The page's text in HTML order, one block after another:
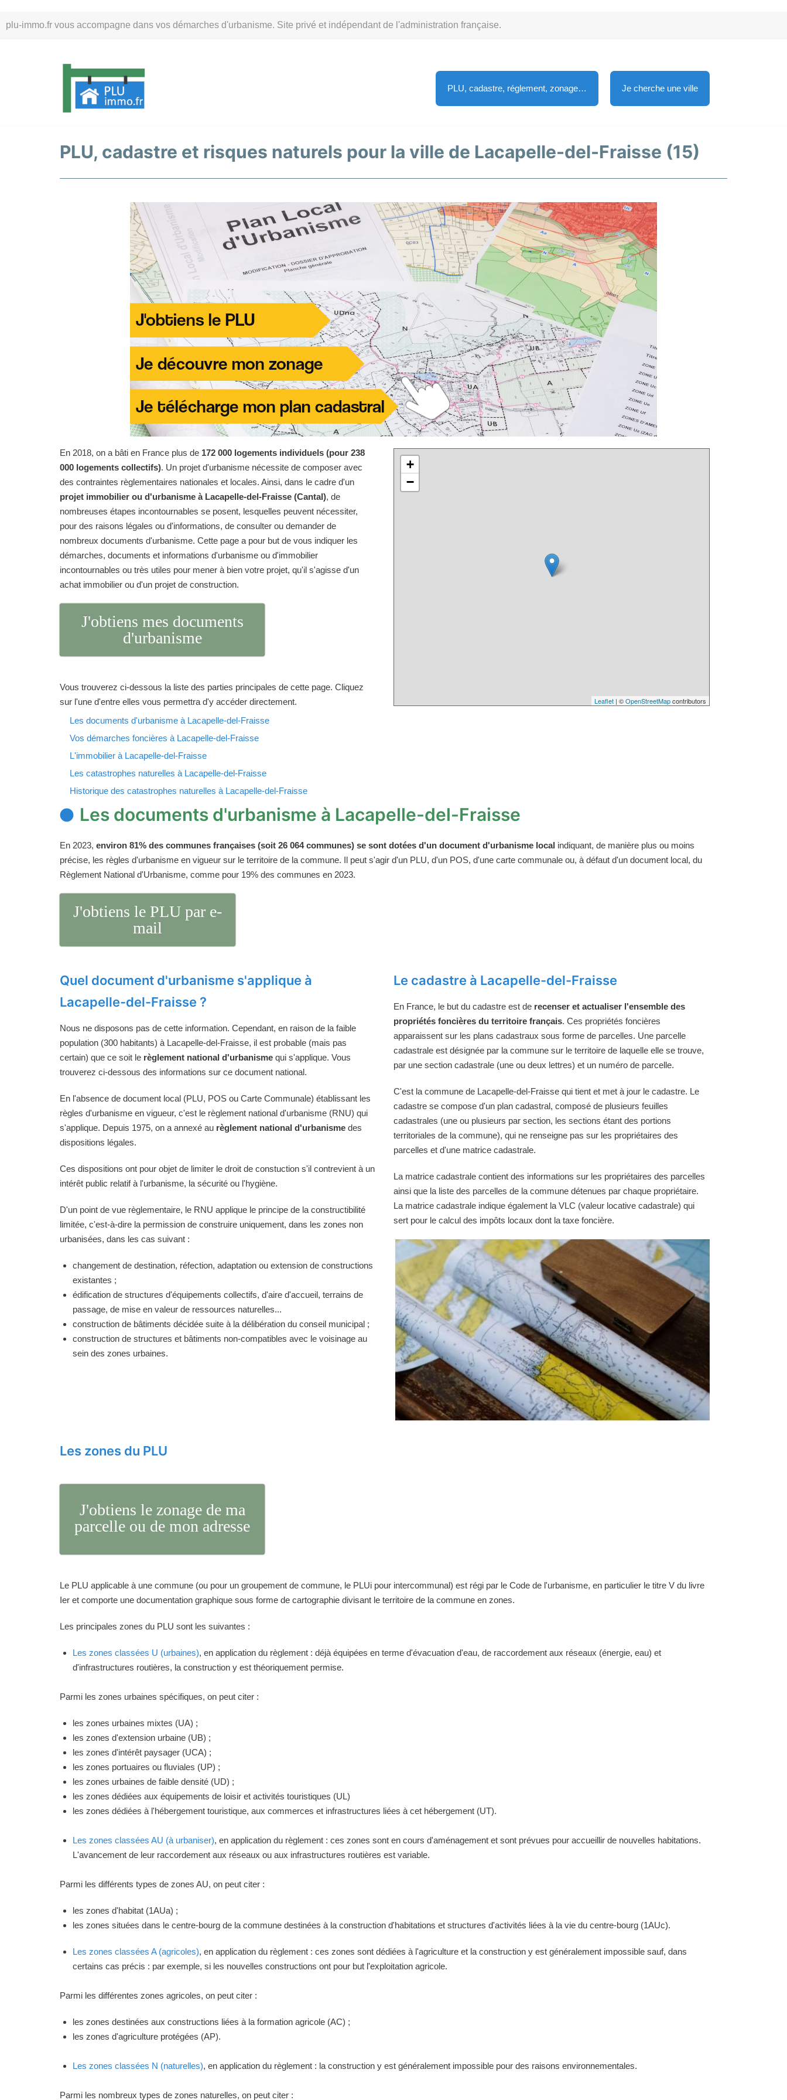
plu-immo.fr vous accompagne dans vos démarches d'urbanisme. Site privé et indépendant de l'administration française.
au
PLU, cadastre, réglement, zonage… Je cherche une ville
PLU, cadastre et risques naturels pour la ville de Lacapelle-del-Fraisse (15)
En 2018, on a bâti en France plus de 172 000 logements individuels (pour 238
000 logements collectifs). Un projet d'urbanisme nécessite de composer avec
des contraintes règlementaires nationales et locales. Ainsi, dans le cadre d'un
projet immobilier ou d'urbanisme à Lacapelle-del-Fraisse (Cantal), de
nombreuses étapes incontournables se posent, lesquelles peuvent nécessiter,
pour des raisons légales ou d'informations, de consulter ou demander de
nombreux documents d'urbanisme. Cette page a pour but de vous indiquer les
démarches, documents et informations d'urbanisme ou d'immobilier
incontournables ou très utiles pour mener à bien votre projet, qu'il s'agisse d'un
achat immobilier ou d'un projet de construction.
J'obtiens mes documents
d'urbanisme
Vous trouverez ci-dessous la liste des parties principales de cette page. Cliquez
sur l'une d'entre elles vous permettra d'y accéder directement.
Les documents d'urbanisme à Lacapelle-del-Fraisse
Vos démarches foncières à Lacapelle-del-Fraisse
L'immobilier à Lacapelle-del-Fraisse
Les catastrophes naturelles à Lacapelle-del-Fraisse
Historique des catastrophes naturelles à Lacapelle-del-Fraisse
+
−
Leaflet | ©OpenStreetMapcontributors
Les documents d'urbanisme à Lacapelle-del-Fraisse
En 2023, environ 81% des communes françaises (soit 26 064 communes) se sont dotées d'un document d'urbanisme local indiquant, de manière plus ou moins
précise, les règles d'urbanisme en vigueur sur le territoire de la commune. Il peut s'agir d'un PLU, d'un POS, d'une carte communale ou, à défaut d'un document local, du
Règlement National d'Urbanisme, comme pour 19% des communes en 2023.
J'obtiens le PLU par e-
mail
Quel document d'urbanisme s'applique à
Lacapelle-del-Fraisse ?
Nous ne disposons pas de cette information. Cependant, en raison de la faible
population (300 habitants) à Lacapelle-del-Fraisse, il est probable (mais pas
certain) que ce soit le règlement national d'urbanisme qui s'applique. Vous
trouverez ci-dessous des informations sur ce document national.
En l'absence de document local (PLU, POS ou Carte Communale) établissant les
règles d'urbanisme en vigueur, c'est le règlement national d'urbanisme (RNU) qui
s'applique. Depuis 1975, on a annexé au règlement national d'urbanisme des
dispositions légales.
Ces dispositions ont pour objet de limiter le droit de constuction s'il contrevient à un
intérêt public relatif à l'urbanisme, la sécurité ou l'hygiène.
D'un point de vue règlementaire, le RNU applique le principe de la constructibilité
limitée, c'est-à-dire la permission de construire uniquement, dans les zones non
urbanisées, dans les cas suivant :
changement de destination, réfection, adaptation ou extension de constructions
existantes ;
édification de structures d'équipements collectifs, d'aire d'accueil, terrains de
passage, de mise en valeur de ressources naturelles...
construction de bâtiments décidée suite à la délibération du conseil municipal ;
construction de structures et bâtiments non-compatibles avec le voisinage au
sein des zones urbaines.
Le cadastre à Lacapelle-del-Fraisse
En France, le but du cadastre est de recenser et actualiser l'ensemble des
propriétés foncières du territoire français. Ces propriétés foncières
apparaissent sur les plans cadastraux sous forme de parcelles. Une parcelle
cadastrale est désignée par la commune sur le territoire de laquelle elle se trouve,
par une section cadastrale (une ou deux lettres) et un numéro de parcelle.
C'est la commune de Lacapelle-del-Fraisse qui tient et met à jour le cadastre. Le
cadastre se compose d'un plan cadastral, composé de plusieurs feuilles
cadastrales (une ou plusieurs par section, les sections étant des portions
territoriales de la commune), qui ne renseigne pas sur les propriétaires des
parcelles et d'une matrice cadastrale.
La matrice cadastrale contient des informations sur les propriétaires des parcelles
ainsi que la liste des parcelles de la commune détenues par chaque propriétaire.
La matrice cadastrale indique également la VLC (valeur locative cadastrale) qui
sert pour le calcul des impôts locaux dont la taxe foncière.
Les zones du PLU
J'obtiens le zonage de ma
parcelle ou de mon adresse
Le PLU applicable à une commune (ou pour un groupement de commune, le PLUi pour intercommunal) est régi par le Code de l'urbanisme, en particulier le titre V du livre
Ier et comporte une documentation graphique sous forme de cartographie divisant le territoire de la commune en zones.
Les principales zones du PLU sont les suivantes :
Les zones classées U (urbaines), en application du règlement : déjà équipées en terme d'évacuation d'eau, de raccordement aux réseaux (énergie, eau) et
d'infrastructures routières, la construction y est théoriquement permise.
Parmi les zones urbaines spécifiques, on peut citer :
les zones urbaines mixtes (UA) ;
les zones d'extension urbaine (UB) ;
les zones d'intérêt paysager (UCA) ;
les zones portuaires ou fluviales (UP) ;
les zones urbaines de faible densité (UD) ;
les zones dédiées aux équipements de loisir et activités touristiques (UL)
les zones dédiées à l'hébergement touristique, aux commerces et infrastructures liées à cet hébergement (UT).
Les zones classées AU (à urbaniser), en application du règlement : ces zones sont en cours d'aménagement et sont prévues pour accueillir de nouvelles habitations.
L'avancement de leur raccordement aux réseaux ou aux infrastructures routières est variable.
Parmi les différents types de zones AU, on peut citer :
les zones d'habitat (1AUa) ;
les zones situées dans le centre-bourg de la commune destinées à la construction d'habitations et structures d'activités liées à la vie du centre-bourg (1AUc).
Les zones classées A (agricoles), en application du règlement : ces zones sont dédiées à l'agriculture et la construction y est généralement impossible sauf, dans
certains cas précis : par exemple, si les nouvelles constructions ont pour but l'exploitation agricole.
Parmi les différentes zones agricoles, on peut citer :
les zones destinées aux constructions liées à la formation agricole (AC) ;
les zones d'agriculture protégées (AP).
Les zones classées N (naturelles), en application du règlement : la construction y est généralement impossible pour des raisons environnementales.
Parmi les nombreux types de zones naturelles, on peut citer :